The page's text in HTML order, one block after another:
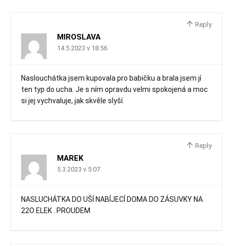
Reply
MIROSLAVA
14.5.2023 v 18:56
Naslouchátka jsem kupovala pro babičku a brala jsem jí
ten typ do ucha. Je s ním opravdu velmi spokojená a moc
si jej vychvaluje, jak skvěle slyší.
Reply
MAREK
5.3.2023 v 5:07
NASLUCHÁTKA DO UŠÍ NABÍJECÍ DOMA DO ZÁSUVKY NA
22O ELEK . PROUDEM